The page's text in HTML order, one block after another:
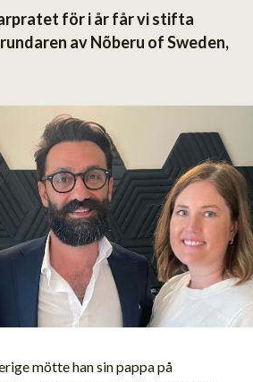
för i år får vi stifta
av Nõberu of Sweden,
mötte han sin pappa på